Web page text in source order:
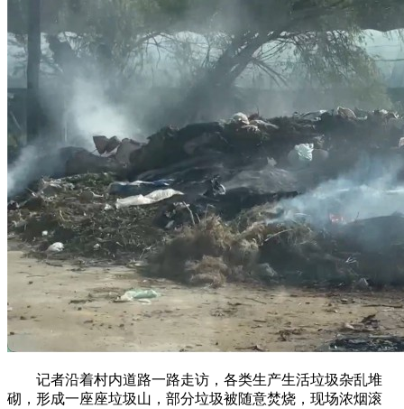
记者沿着村内道路一路走访，各类生产生活垃圾杂乱堆
砌，形成一座座垃圾山，部分垃圾被随意焚烧，现场浓烟滚